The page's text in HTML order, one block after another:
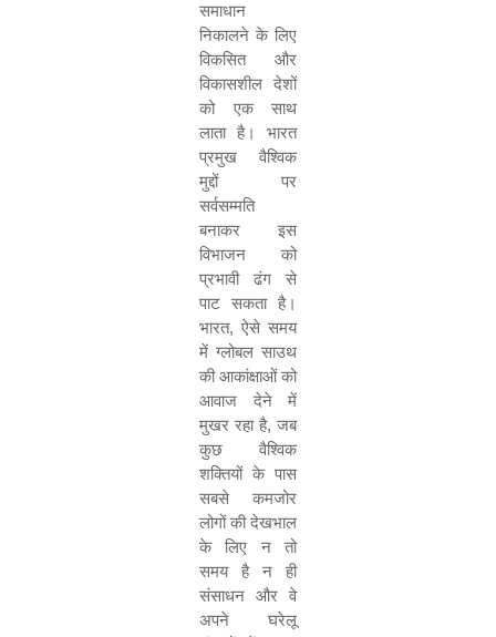
समाधान
निकालने के लिए
विकसित और
विकासशील देशों
को एक साथ
लाता है। भारत
प्रमुख वैश्विक
मुद्दों पर
सर्वसम्मति
बनाकर इस
विभाजन को
प्रभावी ढंग से
पाट सकता है।
भारत, ऐसे समय
में ग्लोबल साउथ
की आकांक्षाओं को
आवाज देने में
मुखर रहा है, जब
कुछ वैश्विक
शक्तियों के पास
सबसे कमजोर
लोगों की देखभाल
के लिए न तो
समय है न ही
संसाधन और वे
अपने घरेलू